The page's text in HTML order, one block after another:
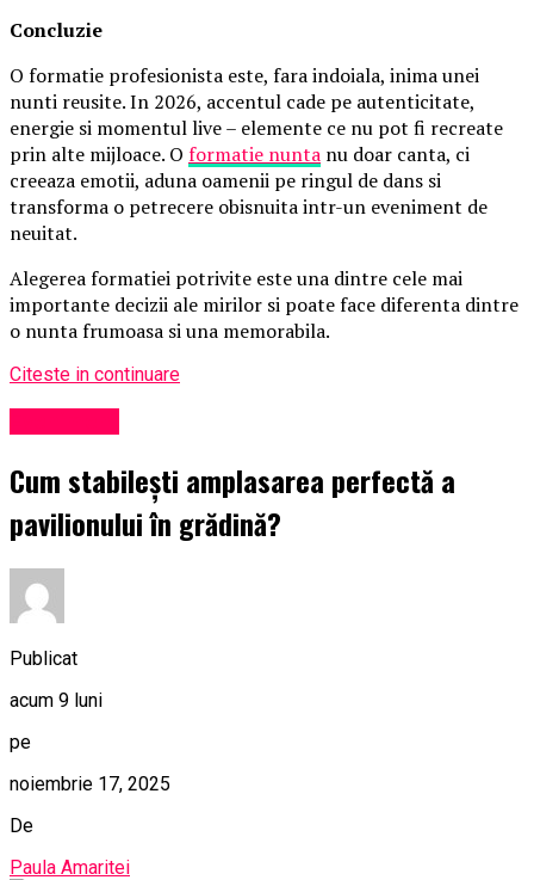
Concluzie
O formatie profesionista este, fara indoiala, inima unei
nunti reusite. In 2026, accentul cade pe autenticitate,
energie si momentul live – elemente ce nu pot fi recreate
prin alte mijloace. O formatie nunta nu doar canta, ci
creeaza emotii, aduna oamenii pe ringul de dans si
transforma o petrecere obisnuita intr-un eveniment de
neuitat.
Alegerea formatiei potrivite este una dintre cele mai
importante decizii ale mirilor si poate face diferenta dintre
o nunta frumoasa si una memorabila.
Citeste in continuare
Cum stabilești amplasarea perfectă a
pavilionului în grădină?
Publicat
acum 9 luni
pe
noiembrie 17, 2025
De
Paula Amaritei